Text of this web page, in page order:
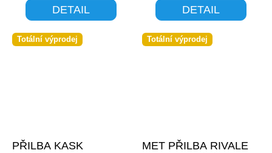
DETAIL DETAIL
Totální výprodej
PŘILBA KASK
Totální výprodej
MET PŘILBA RIVALE